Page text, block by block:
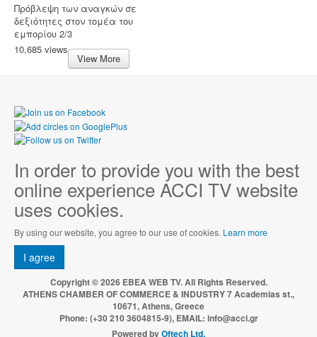
Πρόβλεψη των αναγκών σε
δεξιότητες στον τομέα του
εμπορίου 2/3
10,685 views
View More
In order to provide you with the best
online experience ACCI TV website
uses cookies.
By using our website, you agree to our use of cookies. Learn more
I agree
Copyright © 2026 EBEA WEB TV. All Rights Reserved.
ATHENS CHAMBER OF COMMERCE & INDUSTRY 7 Academias st.,
10671, Athens, Greece
Phone: (+30 210 3604815-9), EMAIL: info@acci.gr
Powered byOftech Ltd.